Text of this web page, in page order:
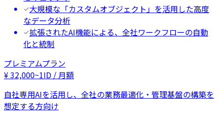
大規模な「カスタムオブジェクト」を活用した高度
なデータ分析
拡張されたAI機能による、全社ワークフローの自動
化と統制
プレミアムプラン
¥32,000~1ID / 月額
自社専用AIを活用し、全社の業務最適化・管理基盤の構築を
想定する方向け